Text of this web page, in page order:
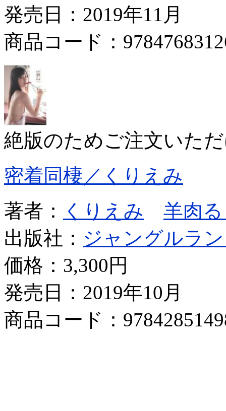
発売日：2019年11月
商品コード：
絶版のためご注文いた
密着同棲／くりえみ
著者：
くりえみ
羊肉
出版社： ジャングルラ
価格： 3,300円
発売日：2019年10月
商品コード：